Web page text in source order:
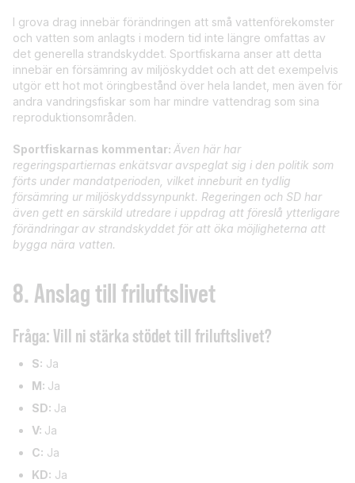
I grova drag innebär förändringen att små vattenförekomster
och vatten som anlagts i modern tid inte längre omfattas av
det generella strandskyddet. Sportfiskarna anser att detta
innebär en försämring av miljöskyddet och att det exempelvis
utgör ett hot mot öringbestånd över hela landet, men även för
andra vandringsfiskar som har mindre vattendrag som sina
reproduktionsområden.
Sportfiskarnas kommentar: Även här har
regeringspartiernas enkätsvar avspeglat sig i den politik som
förts under mandatperioden, vilket inneburit en tydlig
försämring ur miljöskyddssynpunkt. Regeringen och SD har
även gett en särskild utredare i uppdrag att föreslå ytterligare
förändringar av strandskyddet för att öka möjligheterna att
bygga nära vatten.
8. Anslag till friluftslivet
Fråga: Vill ni stärka stödet till friluftslivet?
S: Ja
M: Ja
SD: Ja
V: Ja
C: Ja
KD: Ja